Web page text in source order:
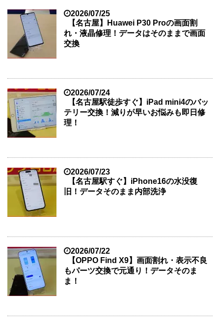
2026/07/25
【名古屋】Huawei P30 Proの画面割
れ・液晶修理！データはそのままで画面
交換
2026/07/24
【名古屋駅徒歩すぐ】iPad mini4のバッ
テリー交換！減りが早いお悩みも即日修
理！
2026/07/23
【名古屋駅すぐ】iPhone16の水没復
旧！データそのまま内部洗浄
2026/07/22
【OPPO Find X9】画面割れ・表示不良
もパーツ交換で元通り！データそのま
ま！